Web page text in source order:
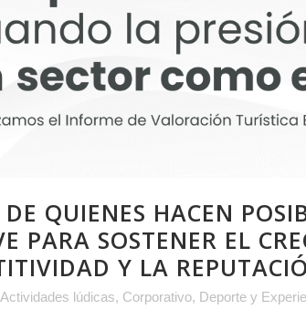
QUIENES HACEN
PARA SOSTENER EL
Y LA
Actividades lúdicas, Corporativo, Deporte y